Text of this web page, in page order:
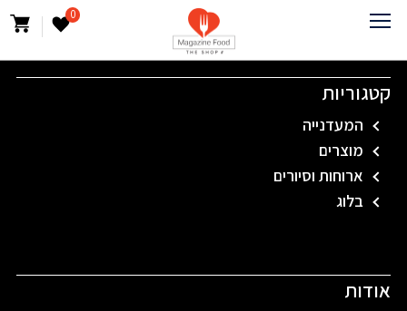
0
קטגוריות
המעדנייה
מוצרים
ארוחות וסיורים
בלוג
אודות